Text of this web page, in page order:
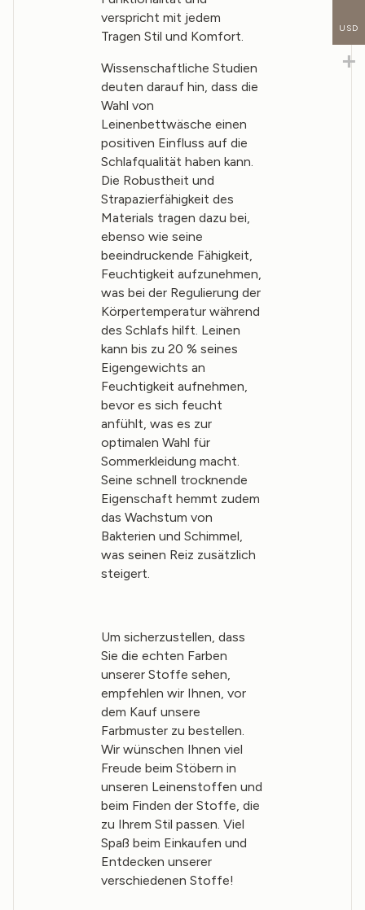
verspricht mit jedem
Tragen Stil und Komfort.
Wissenschaftliche Studien
deuten darauf hin, dass die
Wahl von
Leinenbettwäsche einen
positiven Einfluss auf die
Schlafqualität haben kann.
Die Robustheit und
Strapazierfähigkeit des
Materials tragen dazu bei,
ebenso wie seine
beeindruckende Fähigkeit,
Feuchtigkeit aufzunehmen,
was bei der Regulierung der
Körpertemperatur während
des Schlafs hilft. Leinen
kann bis zu 20 % seines
Eigengewichts an
Feuchtigkeit aufnehmen,
bevor es sich feucht
anfühlt, was es zur
optimalen Wahl für
Sommerkleidung macht.
Seine schnell trocknende
Eigenschaft hemmt zudem
das Wachstum von
Bakterien und Schimmel,
was seinen Reiz zusätzlich
steigert.
Um sicherzustellen, dass
Sie die echten Farben
unserer Stoffe sehen,
empfehlen wir Ihnen, vor
dem Kauf unsere
Farbmuster zu bestellen.
Wir wünschen Ihnen viel
Freude beim Stöbern in
unseren Leinenstoffen und
beim Finden der Stoffe, die
zu Ihrem Stil passen. Viel
Spaß beim Einkaufen und
Entdecken unserer
verschiedenen Stoffe!
USD